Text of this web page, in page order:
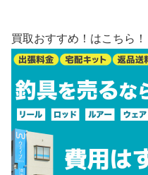
買取おすすめ！はこちら！